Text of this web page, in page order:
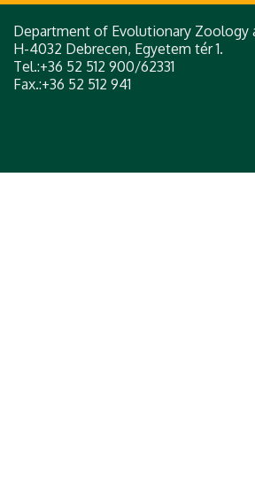
Department of Evolutionary Zoology
H-4032 Debrecen, Egyetem tér 1.
Tel.:+36 52 512 900/62331
Fax.:+36 52 512 941